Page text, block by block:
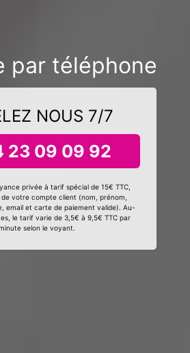
par téléphone
NOUS 7/7
23 09 09 92
privée à tarif spécial de 15€ TTC,
votre compte client (nom, prénom,
email et carte de paiement valide). Au-
le tarif varie de 3,5€ à 9,5€ TTC par
selon le voyant.